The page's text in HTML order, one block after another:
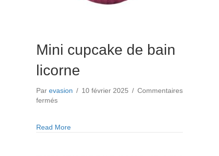
Mini cupcake de bain
licorne
Par evasion / 10 février 2025 / Commentaires
ferméssur
de
Read Moreabout Mini cupcake de bain licorne